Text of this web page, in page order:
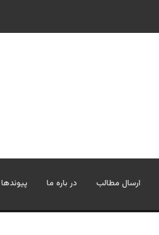
ارسال مطالب در باره ما پیوندها